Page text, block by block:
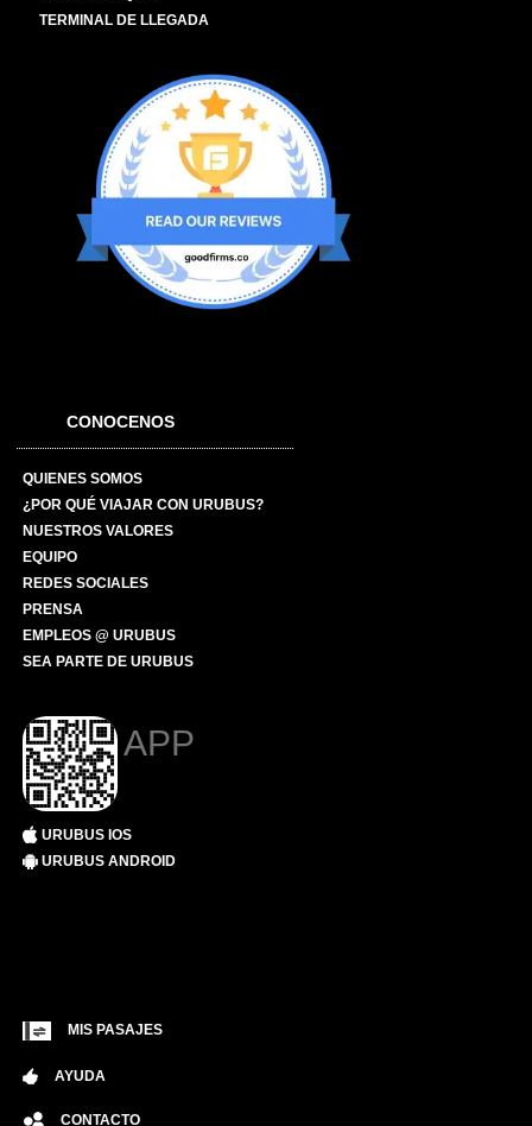
TERMINAL DE LLEGADA
CONOCENOS
QUIENES SOMOS
¿POR QUÉ VIAJAR CON URUBUS?
NUESTROS VALORES
EQUIPO
REDES SOCIALES
PRENSA
EMPLEOS @ URUBUS
SEA PARTE DE URUBUS
APP
URUBUS IOS
URUBUS ANDROID
MIS PASAJES
AYUDA
CONTACTO